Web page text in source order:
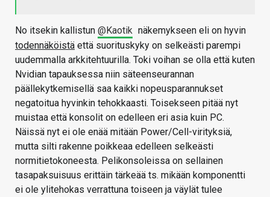
No itsekin kallistun @Kaotik näkemykseen eli on hyvin
todennäköistä että suorituskyky on selkeästi parempi
uudemmalla arkkitehtuurilla. Toki voihan se olla että kuten
Nvidian tapauksessa niin säteenseurannan
päällekytkemisellä saa kaikki nopeusparannukset
negatoitua hyvinkin tehokkaasti. Toisekseen pitää nyt
muistaa että konsolit on edelleen eri asia kuin PC.
Näissä nyt ei ole enää mitään Power/Cell-virityksiä,
mutta silti rakenne poikkeaa edelleen selkeästi
normitietokoneesta. Pelikonsoleissa on sellainen
tasapaksuisuus erittäin tärkeää ts. mikään komponentti
ei ole ylitehokas verrattuna toiseen ja väylät tulee